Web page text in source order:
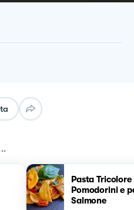
Pasta Tricolore
Pomodorini e
Salmone